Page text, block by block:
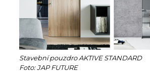
Stavební pouzdro AKTIVE STANDARD
Foto: JAP FUTURE